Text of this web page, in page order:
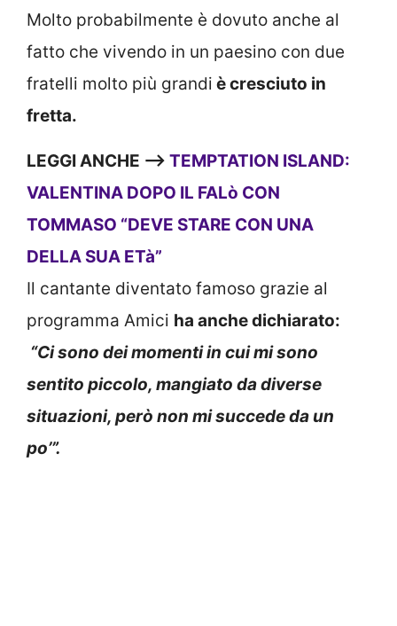
Molto probabilmente è dovuto anche al
fatto che vivendo in un paesino con due
fratelli molto più grandi è cresciuto in
fretta.
LEGGI ANCHE —> TEMPTATION ISLAND:
VALENTINA DOPO IL FALò CON
TOMMASO “DEVE STARE CON UNA
DELLA SUA ETà”
Il cantante diventato famoso grazie al
programma Amici ha anche dichiarato:
“Ci sono dei momenti in cui mi sono
sentito piccolo, mangiato da diverse
situazioni, però non mi succede da un
po’”.